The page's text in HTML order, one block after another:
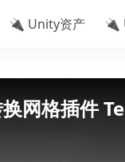
🔌 Unity资产 🔌
换网格插件